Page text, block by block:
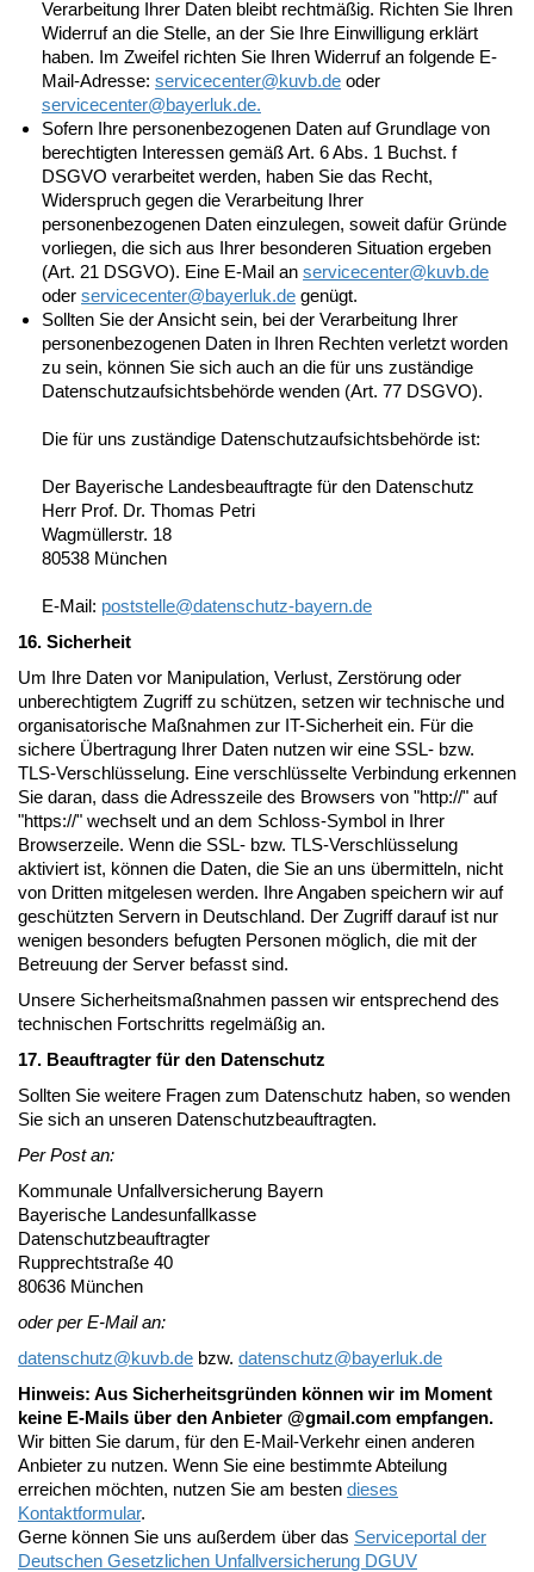
Verarbeitung Ihrer Daten bleibt rechtmäßig. Richten Sie Ihren
Widerruf an die Stelle, an der Sie Ihre Einwilligung erklärt
haben. Im Zweifel richten Sie Ihren Widerruf an folgende E-
Mail-Adresse: servicecenter@kuvb.de oder
servicecenter@bayerluk.de.
Sofern Ihre personenbezogenen Daten auf Grundlage von
berechtigten Interessen gemäß Art. 6 Abs. 1 Buchst. f
DSGVO verarbeitet werden, haben Sie das Recht,
Widerspruch gegen die Verarbeitung Ihrer
personenbezogenen Daten einzulegen, soweit dafür Gründe
vorliegen, die sich aus Ihrer besonderen Situation ergeben
(Art. 21 DSGVO). Eine E-Mail an servicecenter@kuvb.de
oder servicecenter@bayerluk.de genügt.
Sollten Sie der Ansicht sein, bei der Verarbeitung Ihrer
personenbezogenen Daten in Ihren Rechten verletzt worden
zu sein, können Sie sich auch an die für uns zuständige
Datenschutzaufsichtsbehörde wenden (Art. 77 DSGVO).
Die für uns zuständige Datenschutzaufsichtsbehörde ist:
Der Bayerische Landesbeauftragte für den Datenschutz
Herr Prof. Dr. Thomas Petri
Wagmüllerstr. 18
80538 München
E-Mail: poststelle@datenschutz-bayern.de
16. Sicherheit
Um Ihre Daten vor Manipulation, Verlust, Zerstörung oder
unberechtigtem Zugriff zu schützen, setzen wir technische und
organisatorische Maßnahmen zur IT-Sicherheit ein. Für die
sichere Übertragung Ihrer Daten nutzen wir eine SSL- bzw.
TLS-Verschlüsselung. Eine verschlüsselte Verbindung erkennen
Sie daran, dass die Adresszeile des Browsers von "http://" auf
"https://" wechselt und an dem Schloss-Symbol in Ihrer
Browserzeile. Wenn die SSL- bzw. TLS-Verschlüsselung
aktiviert ist, können die Daten, die Sie an uns übermitteln, nicht
von Dritten mitgelesen werden. Ihre Angaben speichern wir auf
geschützten Servern in Deutschland. Der Zugriff darauf ist nur
wenigen besonders befugten Personen möglich, die mit der
Betreuung der Server befasst sind.
Unsere Sicherheitsmaßnahmen passen wir entsprechend des
technischen Fortschritts regelmäßig an.
17. Beauftragter für den Datenschutz
Sollten Sie weitere Fragen zum Datenschutz haben, so wenden
Sie sich an unseren Datenschutzbeauftragten.
Per Post an:
Kommunale Unfallversicherung Bayern
Bayerische Landesunfallkasse
Datenschutzbeauftragter
Rupprechtstraße 40
80636 München
oder per E-Mail an:
datenschutz@kuvb.de bzw. datenschutz@bayerluk.de
Hinweis: Aus Sicherheitsgründen können wir im Moment
keine E-Mails über den Anbieter @gmail.com empfangen.
Wir bitten Sie darum, für den E-Mail-Verkehr einen anderen
Anbieter zu nutzen. Wenn Sie eine bestimmte Abteilung
erreichen möchten, nutzen Sie am besten dieses
Kontaktformular.
Gerne können Sie uns außerdem über das Serviceportal der
Deutschen Gesetzlichen Unfallversicherung DGUV